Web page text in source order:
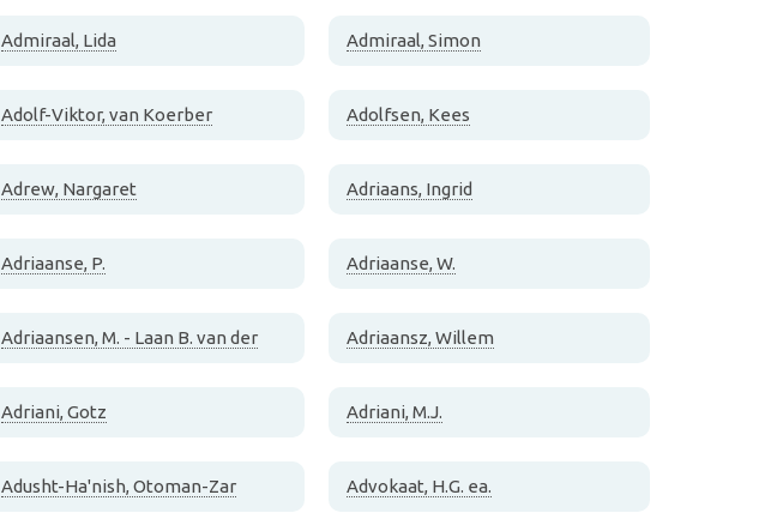
Admiraal, Lida Admiraal, Simon
Adolf-Viktor, van Koerber Adolfsen, Kees
Adrew, Nargaret Adriaans, Ingrid
Adriaanse, P. Adriaanse, W.
Adriaansen, M. - Laan B. van der Adriaansz, Willem
Adriani, Gotz Adriani, M.J.
Adusht-Ha'nish, Otoman-Zar Advokaat, H.G. ea.